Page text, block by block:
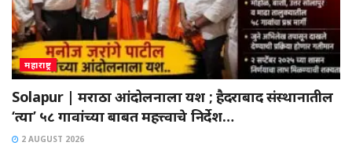
महाराष्ट्र
Solapur | मराठा आंदोलनाला यश ; हैदराबाद संस्थानातील
‘त्या’ ५८ गावांच्या बाबत महत्त्वाचे निर्देश…
2 AUGUST 2026